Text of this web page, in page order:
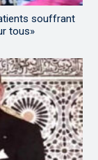
souffrant
tous»